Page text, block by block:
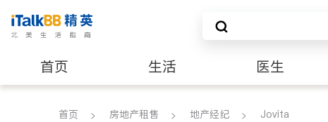
首页 生活 医生
建筑装修
首页 房地产租售 地产经纪 Jovita